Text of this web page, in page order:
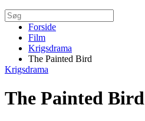
Forside
Film
Krigsdrama
The Painted Bird
Krigsdrama
The Painted Bird